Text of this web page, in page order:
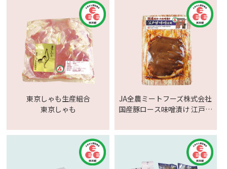
東京しゃも生産組合
東京しゃも
JA全農ミートフーズ株式会社
国産豚ロース味噌漬け 江戸甘